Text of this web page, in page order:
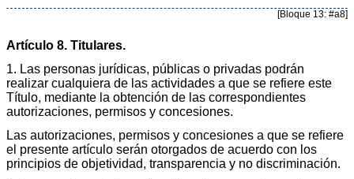
[Bloque 13: #a8]
Artículo 8. Titulares.
1. Las personas jurídicas, públicas o privadas podrán
realizar cualquiera de las actividades a que se refiere este
Título, mediante la obtención de las correspondientes
autorizaciones, permisos y concesiones.
Las autorizaciones, permisos y concesiones a que se refiere
el presente artículo serán otorgados de acuerdo con los
principios de objetividad, transparencia y no discriminación.